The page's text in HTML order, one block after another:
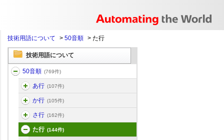
技術用語について > 50音順 > た行
技術用語について
50音順 (769件)
あ行 (107件)
か行 (105件)
さ行 (162件)
た行 (144件)